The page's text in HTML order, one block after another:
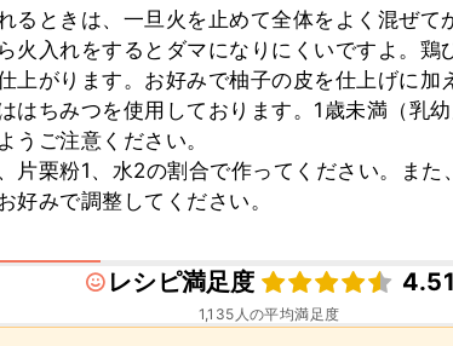
るときは、一旦火を止めて全体をよく混ぜて
火入れをするとダマになりにくいですよ。鶏
上がります。お好みで柚子の皮を仕上げに加
はちみつを使用しております。1歳未満（乳
うご注意ください。
片栗粉1、水2の割合で作ってください。また
好みで調整してください。
レシピ満足度
4.51
1,135 人の平均満足度